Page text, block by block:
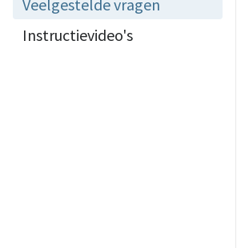
Veelgestelde vragen
Instructievideo's